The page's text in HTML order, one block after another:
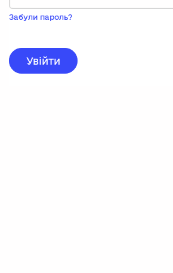
запису,
натисніть
реєстрації.
Забули пароль?
Увійти